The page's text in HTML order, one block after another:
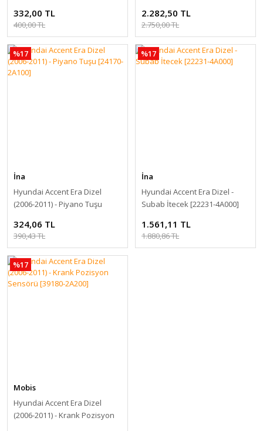
332,00 TL
400,00 TL
84400]
2.282,50 TL
2.750,00 TL
%17
İna
Hyundai Accent Era Dizel
(2006-2011) - Piyano Tuşu
324,06 TL
390,43 TL
%17
İna
Hyundai Accent Era Dizel -
Subab İtecek [22231-4A000]
1.561,11 TL
1.880,86 TL
%17
Mobis
Hyundai Accent Era Dizel
(2006-2011) - Krank Pozisyon